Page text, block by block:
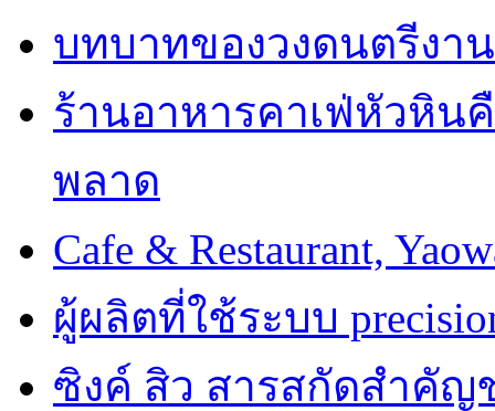
บทบาทของวงดนตรีงา
ร้านอาหารคาเฟ่หัวหิน
พลาด
Cafe & Restaurant,
ผู้ผลิตที่ใช้ระบบ
ซิงค์ สิว สารสกัดสำคัญ